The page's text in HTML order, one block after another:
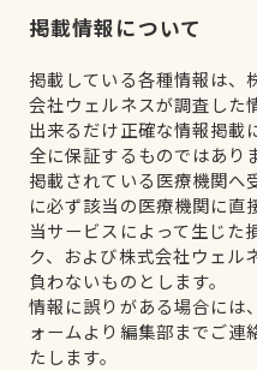
掲載情報について
掲載している各種情報は、
会社ウェルネスが調査した
出来るだけ正確な情報掲載
全に保証するものではあり
掲載されている医療機関へ
に必ず該当の医療機関に直
当サービスによって生じた
ク、および株式会社ウェル
負わないものとします。
情報に誤りがある場合には
ォームより編集部までご連
たします。